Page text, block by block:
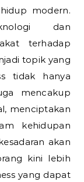
modern.
dan
terhadap
topik yang
tidak hanya
mencakup
menciptakan
kehidupan
akan
kini lebih
yang dapat